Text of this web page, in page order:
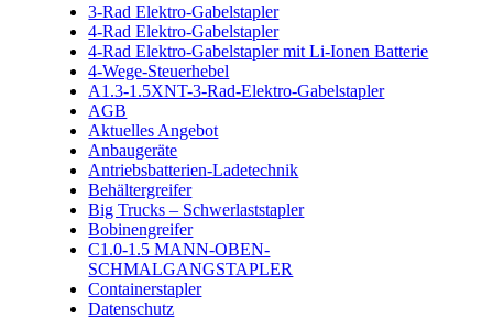
3-Rad Elektro-Gabelstapler
4-Rad Elektro-Gabelstapler
4-Rad Elektro-Gabelstapler mit Li-Ionen Batterie
4-Wege-Steuerhebel
A1.3-1.5XNT-3-Rad-Elektro-Gabelstapler
AGB
Aktuelles Angebot
Anbaugeräte
Antriebsbatterien-Ladetechnik
Behältergreifer
Big Trucks – Schwerlaststapler
Bobinengreifer
C1.0-1.5 MANN-OBEN-
SCHMALGANGSTAPLER
Containerstapler
Datenschutz